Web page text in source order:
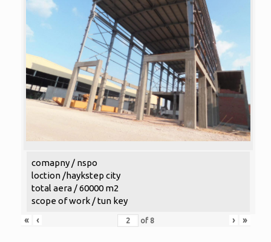
comapny / nspo
loction /haykstep city
total aera / 60000 m2
scope of work / tun key
«
‹ of 8 › »